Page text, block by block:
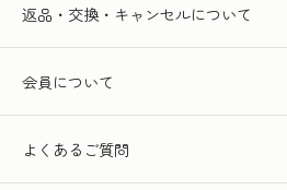
返品・交換・キャンセルについて
会員について
よくあるご質問